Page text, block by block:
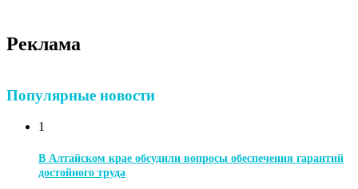
Реклама
Популярные новости
1
В Алтайском крае обсудили вопросы обеспечения гарантий
достойного труда